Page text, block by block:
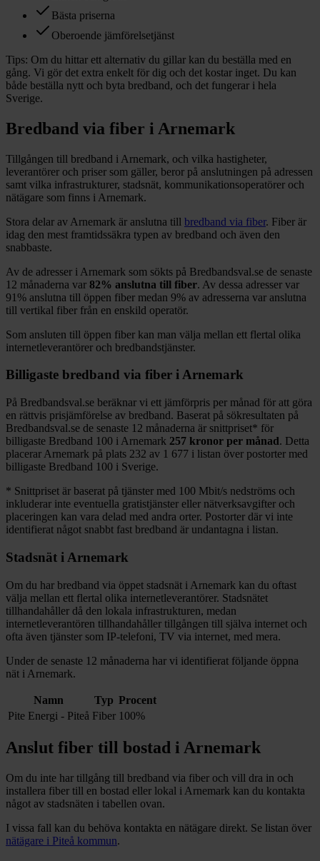
Bästa priserna
Oberoende jämförelsetjänst
Tips: Om du hittar ett alternativ du gillar kan du beställa med en
gång. Vi gör det extra enkelt för dig och det kostar inget. Du kan
både beställa nytt och byta bredband, och det fungerar i hela
Sverige.
Bredband via fiber i Arnemark
Tillgången till bredband i Arnemark, och vilka hastigheter,
leverantörer och priser som gäller, beror på anslutningen på adressen
samt vilka infrastrukturer, stadsnät, kommunikationsoperatörer och
nätägare som finns i Arnemark.
Stora delar av Arnemark är anslutna till bredband via fiber. Fiber är
idag den mest framtidssäkra typen av bredband och även den
snabbaste.
Av de adresser i Arnemark som sökts på Bredbandsval.se de senaste
12 månaderna var 82% anslutna till fiber. Av dessa adresser var
91% anslutna till öppen fiber medan 9% av adresserna var anslutna
till vertikal fiber från en enskild operatör.
Som ansluten till öppen fiber kan man välja mellan ett flertal olika
internetleverantörer och bredbandstjänster.
Billigaste bredband via fiber iArnemark
På Bredbandsval.se beräknar vi ett jämförpris per månad för att göra
en rättvis prisjämförelse av bredband. Baserat på sökresultaten på
Bredbandsval.se de senaste 12 månaderna är snittpriset* för
billigaste Bredband 100 i Arnemark 257 kronor per månad. Detta
placerar Arnemark på plats 232 av 1 677 i listan över postorter med
billigaste Bredband 100 i Sverige.
* Snittpriset är baserat på tjänster med 100 Mbit/s nedströms och
inkluderar inte eventuella gratistjänster eller nätverksavgifter och
placeringen kan vara delad med andra orter. Postorter där vi inte
identifierat något snabbt fast bredband är undantagna i listan.
Stadsnät i Arnemark
Om du har bredband via öppet stadsnät i Arnemark kan du oftast
välja mellan ett flertal olika internetleverantörer. Stadsnätet
tillhandahåller då den lokala infrastrukturen, medan
internetleverantören tillhandahåller tillgången till själva internet och
ofta även tjänster som IP-telefoni, TV via internet, med mera.
Under de senaste 12 månaderna har vi identifierat följande öppna
nät i Arnemark.
Namn Typ Procent
Pite Energi - Piteå Fiber 100%
Anslut fiber till bostad i Arnemark
Om du inte har tillgång till bredband via fiber och vill dra in och
installera fiber till en bostad eller lokal i Arnemark kan du kontakta
något av stadsnäten i tabellen ovan.
I vissa fall kan du behöva kontakta en nätägare direkt. Se listan över
nätägare i Piteå kommun.